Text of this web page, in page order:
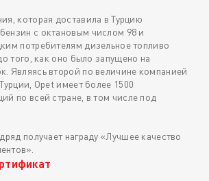
которая доставила в Турцию
с октановым числом 98 и
потребителям дизельное топливо
того, как оно было запущено на
Являясь второй по величине компанией
Opet имеет более 1500
по всей стране, в том числе под
получает награду «Лучшее качество